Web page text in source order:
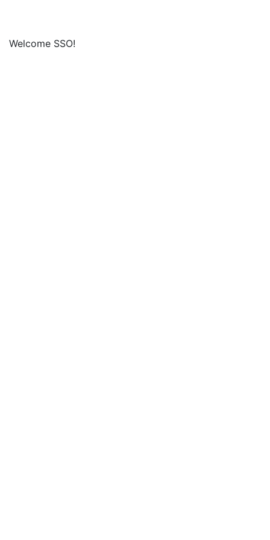
Welcome SSO!